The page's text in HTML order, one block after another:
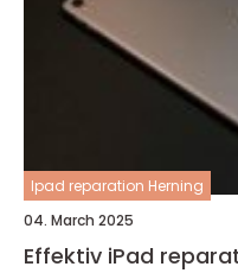
Ipad reparation Herning
04. March 2025
Effektiv iPad